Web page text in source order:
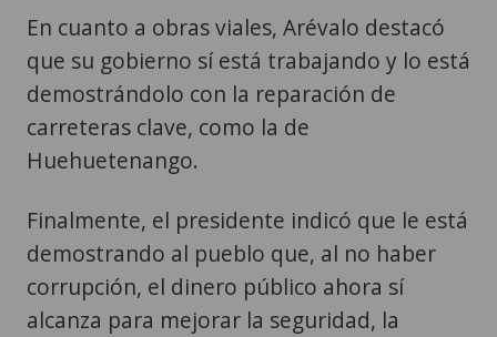
En cuanto a obras viales, Arévalo destacó
que su gobierno sí está trabajando y lo está
demostrándolo con la reparación de
carreteras clave, como la de
Huehuetenango.
Finalmente, el presidente indicó que le está
demostrando al pueblo que, al no haber
corrupción, el dinero público ahora sí
alcanza para mejorar la seguridad, la